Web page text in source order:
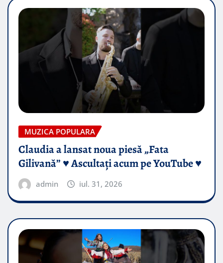
MUZICA POPULARA
Claudia a lansat noua piesă „Fata
Gilivană” ♥️ Ascultați acum pe YouTube ♥️
admin iul. 31, 2026